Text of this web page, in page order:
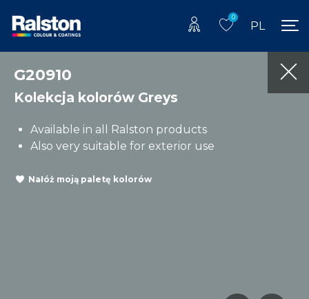
0
PL
G20910
Kolekcja kolorów Greys
Available in all Ralston products
Also very suitable for exterior use
Nałóż moją paletę kolorów